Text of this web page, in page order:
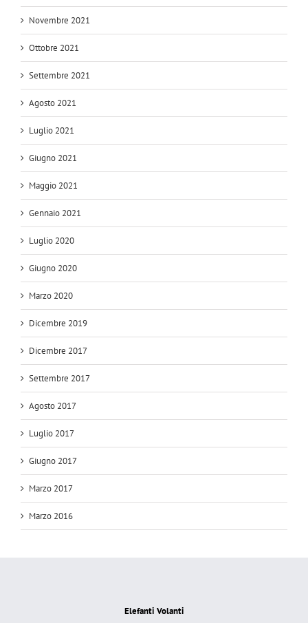
Novembre 2021
Ottobre 2021
Settembre 2021
Agosto 2021
Luglio 2021
Giugno 2021
Maggio 2021
Gennaio 2021
Luglio 2020
Giugno 2020
Marzo 2020
Dicembre 2019
Dicembre 2017
Settembre 2017
Agosto 2017
Luglio 2017
Giugno 2017
Marzo 2017
Marzo 2016
Elefanti Volanti